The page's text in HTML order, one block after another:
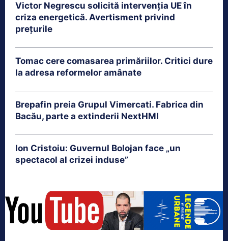
Victor Negrescu solicită intervenția UE în
criza energetică. Avertisment privind
prețurile
Tomac cere comasarea primăriilor. Critici dure
la adresa reformelor amânate
Brepafin preia Grupul Vimercati. Fabrica din
Bacău, parte a extinderii NextHMI
Ion Cristoiu: Guvernul Bolojan face „un
spectacol al crizei induse”